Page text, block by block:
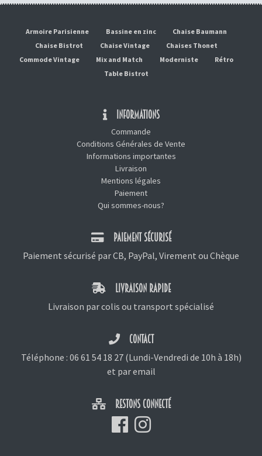
Armoire Parisienne Bassine en zinc
Chaise Baumann
Chaise Bistrot
Chaise Vintage
Chaises Thonet
Commode Vintage
Mix and Match Moderniste
Rétro
Table Bistrot
INFORMATIONS
Commande
Conditions Générales de Vente
Informations importantes
Livraison
Mentions légales
Paiement
Qui sommes-nous?
PAIEMENT SÉCURISÉ
Paiement sécurisé par CB, PayPal, Virement ou Chèque
LIVRAISON RAPIDE
Livraison par colis ou transport spécialisé
CONTACT
Téléphone : 06 61 54 18 27(Lundi-Vendredi de 10h à 18h)
et par email
RESTONS CONNECTÉ